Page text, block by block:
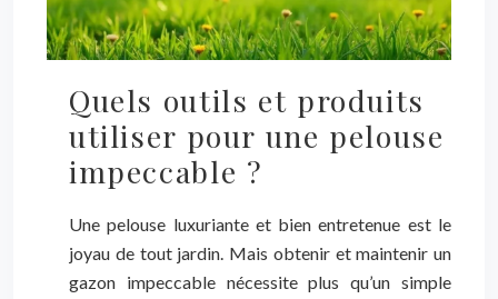
Quels outils et produits
utiliser pour une pelouse
impeccable ?
Une pelouse luxuriante et bien entretenue est le
joyau de tout jardin. Mais obtenir et maintenir un
gazon impeccable nécessite plus qu’un simple